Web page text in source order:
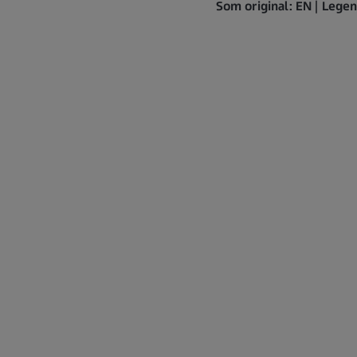
Som original: EN |